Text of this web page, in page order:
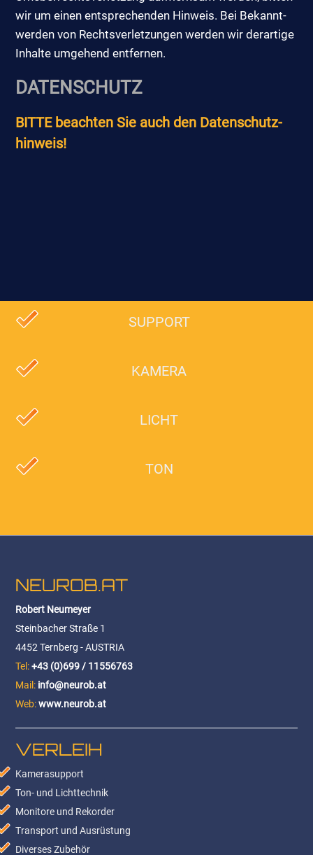
wir um ei­nen ent­spre­chen­den Hin­weis. Bei Be­kannt­
wer­den von Rechts­ver­let­zun­gen wer­den wir der­ar­ti­ge
In­hal­te um­ge­hend ent­fer­nen.
DA­TEN­SCHUTZ
BIT­TE be­ach­ten Sie auch den Da­ten­schutz­
hin­weis!
SUPPORT
KAMERA
LICHT
TON
NEUROB.AT
Robert Neumeyer
Steinbacher Straße 1
4452 Ternberg - AUSTRIA
Tel:+43 (0)699 / 11556763
Mail: info@neurob.at
Web:www.neurob.at
VERLEIH
Kamerasupport
Ton- und Lichttechnik
Monitore und Rekorder
Transport und Ausrüstung
Diverses Zubehör